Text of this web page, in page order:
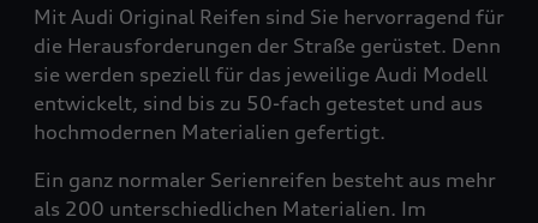
Mit Audi Original Reifen sind Sie hervorragend für
die Herausforderungen der Straße gerüstet. Denn
sie werden speziell für das jeweilige Audi Modell
entwickelt, sind bis zu 50-fach getestet und aus
hochmodernen Materialien gefertigt.
Ein ganz normaler Serienreifen besteht aus mehr
als 200 unterschiedlichen Materialien. Im